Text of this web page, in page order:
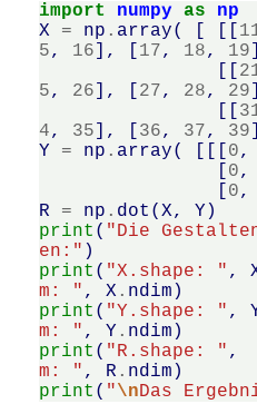
import numpy as
np
X
= np . array(
5, 16 ], 17, 18, 19
5, 26 ], 27, 28, 29
4, 35 ], 36, 37, 39
Y
= np . array( 0,
0,
0,
R
= np . dot (X, Y )
print ( "Die
en:" )
print ( "X.shape: " ,
m: " , X . ndim )
print ( "Y.shape: " ,
m: " , Y . ndim )
print ( "R.shape: " ,
m: " , R . ndim )
print ( "\nDas